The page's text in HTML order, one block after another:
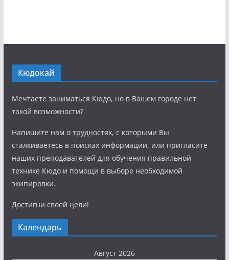
Кюдокай
Мечтаете заниматься Кюдо, но в Вашем городе нет
такой возможности?
Напишите нам о трудностях, с которыми Вы
сталкиваетесь в поисках информации, или пригласите
наших преподавателей для обучения правильной
технике Кюдо и помощи в выборе необходимой
экипировки.
Достигни своей цели!
Календарь
Август 2026